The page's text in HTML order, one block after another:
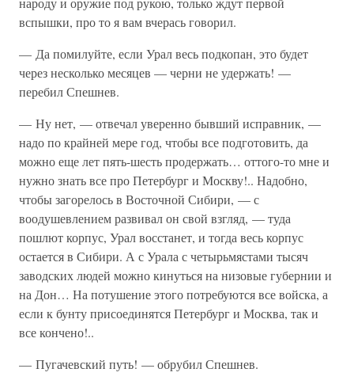
вспышки, про то я вам вчерась говорил.
— Да помилуйте, если Урал весь подкопан, это будет
через несколько месяцев — черни не удержать! —
перебил Спешнев.
— Ну нет, — отвечал уверенно бывший исправник, —
надо по крайней мере год, чтобы все подготовить, да
можно еще лет пять-шесть продержать… оттого-то мне и
нужно знать все про Петербург и Москву!.. Надобно,
чтобы загорелось в Восточной Сибири, — с
воодушевлением развивал он свой взгляд, — туда
пошлют корпус, Урал восстанет, и тогда весь корпус
остается в Сибири. А с Урала с четырьмястами тысяч
заводских людей можно кинуться на низовые губернии и
на Дон… На потушение этого потребуются все войска, а
если к бунту присоединятся Петербург и Москва, так и
все кончено!..
— Пугачевский путь! — обрубил Спешнев.